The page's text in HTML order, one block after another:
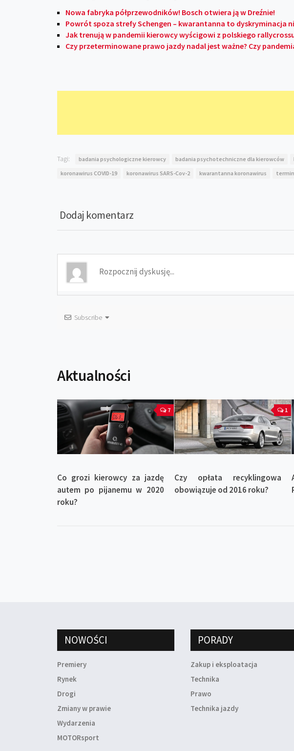
Nowa fabryka półprzewodników! Bosch otwiera ją w Dreźnie!
Powrót spoza strefy Schengen – kwarantanna to dyskryminacja
Jak trenują w pandemii kierowcy wyścigowi z polskiego
Czy przeterminowane prawo jazdy nadal jest ważne? Czy
Tagi: badania psychologiczne kierowcy badania psychotechniczne dla kierowców
koronawirus COVID-19
koronawirus SARS-Cov-2 kwarantanna koronawirus termin
Dodaj komentarz
Subscribe
Aktualności
7
Co grozi kierowcy za jazdę
autem po pijanemu w 2020
roku?
1
Czy opłata recyklingowa
obowiązuje od 2016 roku?
NOWOŚCI
Premiery
Rynek
Drogi
Zmiany w prawie
Wydarzenia
MOTORsport
PORADY
Zakup i eksploatacja
Technika
Prawo
Technika jazdy